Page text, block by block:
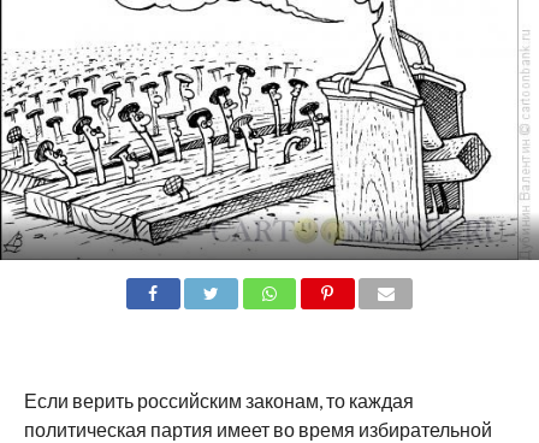
Если верить российским законам, то каждая
политическая партия имеет во время избирательной